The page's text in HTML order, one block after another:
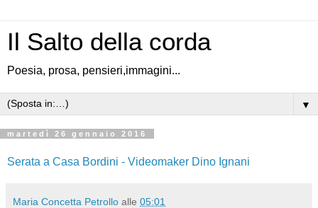
Il Salto della corda
Poesia, prosa, pensieri,immagini...
▼
martedì 26 gennaio 2016
Serata a Casa Bordini - Videomaker Dino Ignani
Maria Concetta Petrollo alle 05:01